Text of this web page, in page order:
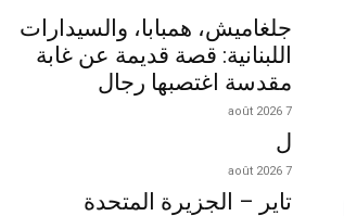
جلغاميش، همبابا، والسيدارات
اللبنانية: قصة قديمة عن غابة
مقدسة اغتصبها رجال
7 août 2026
ل
7 août 2026
تاير – الجزيرة المتحدة